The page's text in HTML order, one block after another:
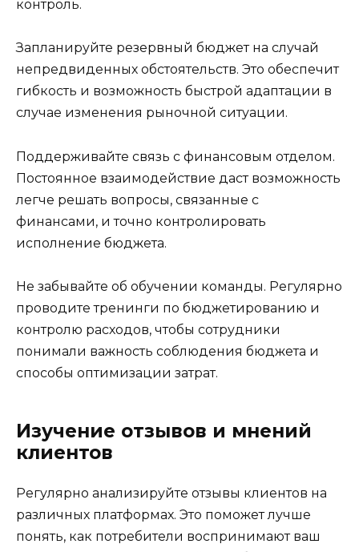
контроль.
Запланируйте резервный бюджет на случай
непредвиденных обстоятельств. Это обеспечит
гибкость и возможность быстрой адаптации в
случае изменения рыночной ситуации.
Поддерживайте связь с финансовым отделом.
Постоянное взаимодействие даст возможность
легче решать вопросы, связанные с
финансами, и точно контролировать
исполнение бюджета.
Не забывайте об обучении команды. Регулярно
проводите тренинги по бюджетированию и
контролю расходов, чтобы сотрудники
понимали важность соблюдения бюджета и
способы оптимизации затрат.
Изучение отзывов и мнений
клиентов
Регулярно анализируйте отзывы клиентов на
различных платформах. Это поможет лучше
понять, как потребители воспринимают ваш